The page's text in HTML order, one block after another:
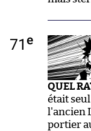
71 e
QUEL
était
l'ancien
portier